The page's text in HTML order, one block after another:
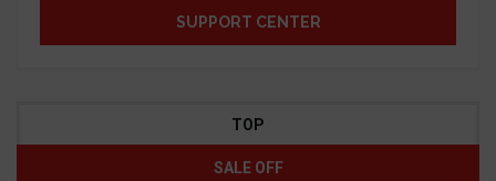
SUPPORT CENTER
TOP
SALE OFF